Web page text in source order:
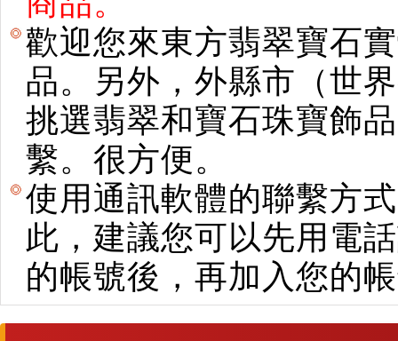
歡迎您來東方翡翠寶石
品。另外，外縣市（世
挑選翡翠和寶石珠寶飾
繫。很方便。
使用通訊軟體的聯繫方
此，建議您可以先用電
的帳號後，再加入您的